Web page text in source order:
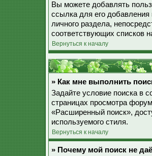
Вы можете добавлять
ссылка для его добавления
личного раздела,
соответствующих списков
Вернуться к началу
» Как мне выполнить
Задайте условие поиска в
страницах просмотра
«Расширенный поиск»,
используемого стиля.
Вернуться к началу
» Почему мой поиск не